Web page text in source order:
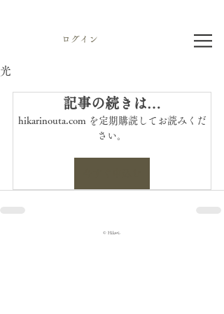
ログイン
光
記事の続きは…
hikarinouta.com を定期購読してお読みくだ
さい。
© Hikari.